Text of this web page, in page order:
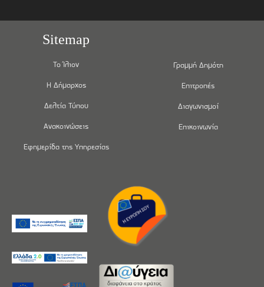
Sitemap
Το Ίλιον
Η Δήμαρχος
Δελτία Τύπου
Ανακοινώσεις
Εφημερίδα της Υπηρεσίας
Γραμμή Δημότη
Επιτροπές
Διαγωνισμοί
Επικοινωνία